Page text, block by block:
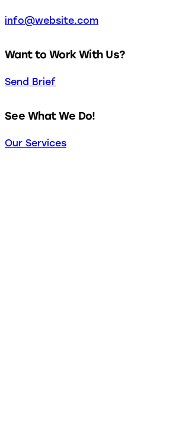
info@website.com
Want to Work With Us?
Send Brief
See What We Do!
Our Services